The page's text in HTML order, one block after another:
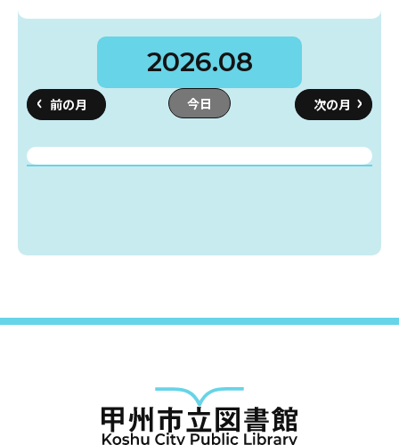
今日
2026.08
申請書ダウンロード
インターネットサービス
キャラクター
図書館のおしごと
おはなし会
かい